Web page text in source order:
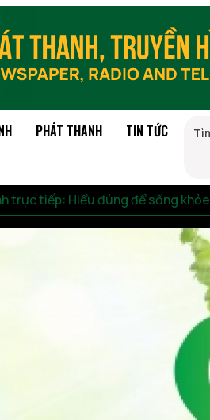
PHÁT THANH TIN TỨC
trực tiếp: Hiểu đúng để sống khỏe